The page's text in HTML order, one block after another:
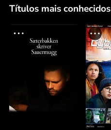
Títulos mais conhecidos